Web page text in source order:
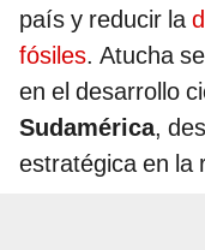
país y reducir la
fósiles. Atucha
en el desarrollo
Sudamérica,
estratégica en la